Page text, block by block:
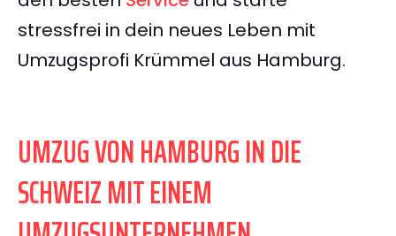
stressfrei in dein neues Leben mit
Umzugsprofi Krümmel aus Hamburg.
UMZUG VON HAMBURG IN DIE
SCHWEIZ MIT EINEM